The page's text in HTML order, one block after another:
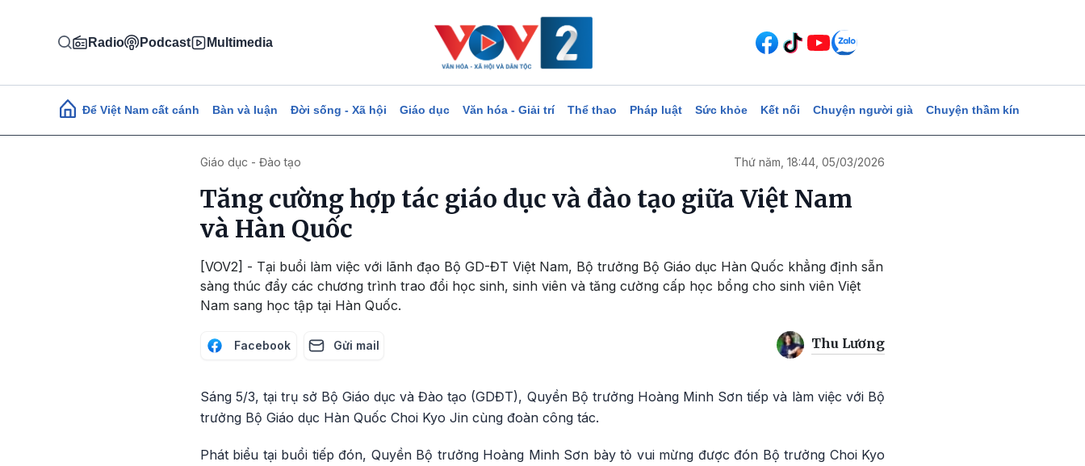
Radio Podcast Multimedia
Main navigation
Để Việt Nam cất cánh Bàn và luận Đời sống - Xã hội Giáo dục Văn hóa - Giải trí Thể thao Pháp luật Sức khỏe Kết nối Chuyện người già Chuyện thầm kín
Giáo dục - Đào tạo Thứ năm, 18:44, 05/03/2026
Tăng cường hợp tác giáo dục và đào tạo giữa Việt Nam
và Hàn Quốc
[VOV2] - Tại buổi làm việc với lãnh đạo Bộ GD-ĐT Việt Nam, Bộ trưởng Bộ Giáo dục Hàn Quốc khẳng định sẵn
sàng thúc đẩy các chương trình trao đổi học sinh, sinh viên và tăng cường cấp học bổng cho sinh viên Việt
Nam sang học tập tại Hàn Quốc.
Facebook Gửi mail Thu Lương
Sáng 5/3, tại trụ sở Bộ Giáo dục và Đào tạo (GDĐT), Quyền Bộ trưởng Hoàng Minh Sơn tiếp và làm việc với Bộ
trưởng Bộ Giáo dục Hàn Quốc Choi Kyo Jin cùng đoàn công tác.
Phát biểu tại buổi tiếp đón, Quyền Bộ trưởng Hoàng Minh Sơn bày tỏ vui mừng được đón Bộ trưởng Choi Kyo